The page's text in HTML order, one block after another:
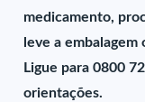
medicamento,
leve a
Ligue para 0800
orientações.